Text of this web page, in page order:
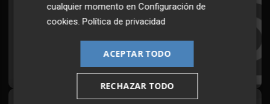
Suscríbete al Boletín
cualquier momento enConfiguración de
cookies .Política de privacidad
ACEPTAR TODO
RECHAZAR TODO